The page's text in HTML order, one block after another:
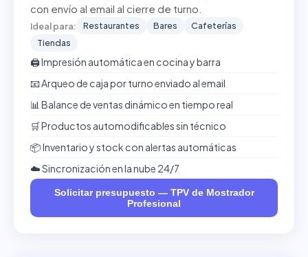
con envío al email al cierre de turno.
Ideal para: Restaurantes Bares
Cafeterías
Tiendas
🖨️ Impresión automática en cocina y barra
📧 Arqueo de caja por turno enviado al email
📊 Balance de ventas dinámico en tiempo real
🛒 Productos automodificables sin técnico
📦 Inventario y stock con alertas automáticas
☁️ Sincronización en la nube 24/7
Solicitar presupuesto — TPV de Mostrador
Profesional